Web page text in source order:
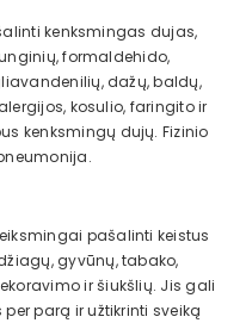
kenksmingas dujas,
formaldehido,
dažų, baldų,
kosulio, faringito ir
kenksmingų dujų. Fizinio
pašalinti keistus
gyvūnų, tabako,
ir šiukšlių. Jis gali
parą ir užtikrinti sveiką